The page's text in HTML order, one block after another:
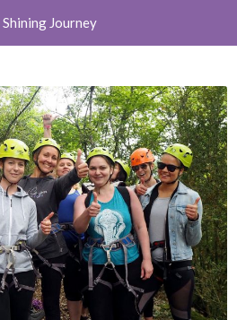
Shining Journey